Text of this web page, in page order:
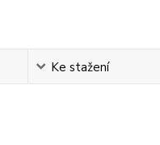
Ke stažení